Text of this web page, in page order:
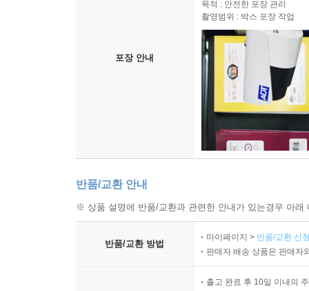
포장 안내
목적 : 안전한 포장 관리
촬영범위 : 박스 포장 작업
반품/교환 안내
※ 상품 설명에 반품/교환과 관련한 안내가 있는경우 아
반품/교환 방법
마이페이지 > 반품/교환 신
판매자 배송 상품은 판매자
출고 완료 후 10일 이내의